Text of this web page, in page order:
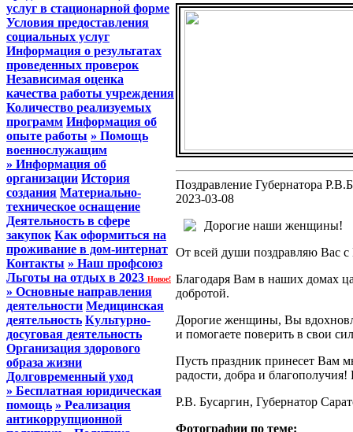
услуг в стационарной форме
Условия предоставления
социальных услуг
Информация о результатах
проведенных проверок
Независимая оценка
качества работы учреждения
Количество реализуемых
программ Информация об
опыте работы » Помощь
военнослужащим
» Информация об
организации История
создания Материально-
техническое оснащение
Деятельность в сфере
закупок Как оформиться на
проживание в дом-интернат
Контакты » Наш профсоюз
Льготы на отдых в 2023 Новое!
» Основные направления
деятельности Медицинская
деятельность Культурно-
досуговая деятельность
Организация здорового
образа жизни
Долговременный уход
» Бесплатная юридическая
помощь » Реализация
антикоррупционной
Поздравление Губернатора
2023-03-08
Дорогие наши женщины!
От всей души поздравляю Вас
Благодаря Вам в наших домах
добротой.
Дорогие женщины, Вы
и помогаете поверить в свои
Пусть праздник принесет Вам
радости, добра и благополучия!
Р.В. Бусаргин, Губернатор
Фотографии по теме: